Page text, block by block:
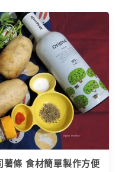
薯條 食材簡單製作方便